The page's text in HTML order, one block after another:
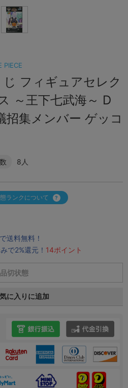
PIECE
じ フィギュアセレク
～王下七武海～ D
招集メンバー ゲッコ
8人
ランクについて
送料無料！
で2%還元！ 14ポイント
品切状態
に入りに追加